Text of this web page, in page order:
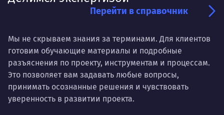
Перейти в справочник
Мы не скрываем знания за терминами. Для клиентов
готовим обучающие материалы и подробные
разъяснения по проекту, инструментам и процессам.
Это позволяет вам задавать любые вопросы,
принимать осознанные решения и чувствовать
уверенность в развитии проекта.